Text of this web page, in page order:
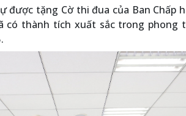
được tặng Cờ thi đua của Ban Chấp
có thành tích xuất sắc trong phong